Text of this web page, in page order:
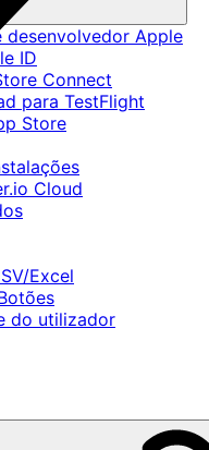
desenvolvedor Apple
ID
Connect
para TestFlight
Store
Cloud
Excel
do utilizador